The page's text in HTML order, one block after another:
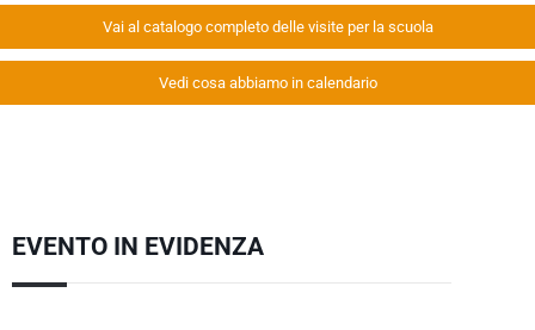
Vai al catalogo completo delle visite per la scuola
Vedi cosa abbiamo in calendario
EVENTO IN EVIDENZA